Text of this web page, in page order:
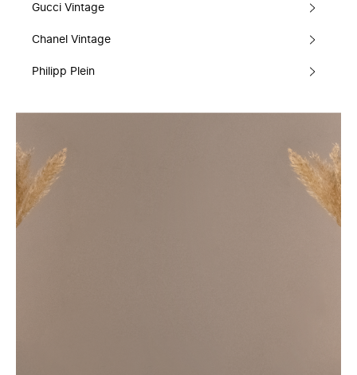
Gucci Vintage
Chanel Vintage
Philipp Plein